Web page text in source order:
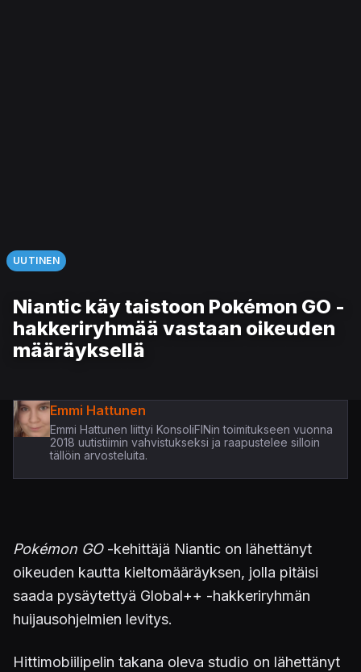
UUTINEN
Niantic käy taistoon Pokémon GO -
hakkeriryhmää vastaan oikeuden
määräyksellä
Emmi Hattunen
Emmi Hattunen liittyi KonsoliFINin toimitukseen vuonna
2018 uutistiimin vahvistukseksi ja raapustelee silloin
tällöin arvosteluita.
Pokémon GO-kehittäjä Niantic on lähettänyt
oikeuden kautta kieltomääräyksen, jolla pitäisi
saada pysäytettyä Global++ -hakkeriryhmän
huijausohjelmien levitys.
Hittimobiilipelin takana oleva studio on lähettänyt